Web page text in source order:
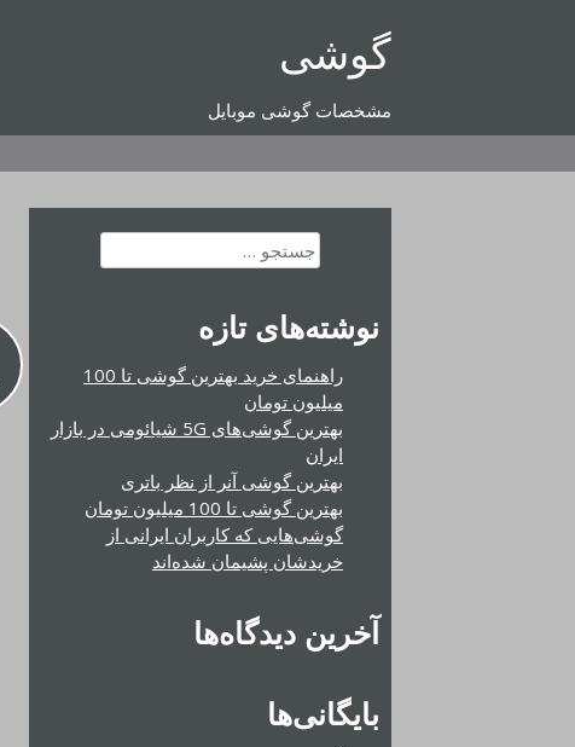
گوشی
مشخصات گوشی موبایل
جستجو
برای:
نوشته‌های تازه
راهنمای خرید بهترین گوشی تا 100
میلیون تومان
بهترین گوشی‌های 5G شیائومی در بازار
ایران
بهترین گوشی آنر از نظر باتری
بهترین گوشی تا 100 میلیون تومان
گوشی‌هایی که کاربران ایرانی از
خریدشان پشیمان شده‌اند
آخرین دیدگاه‌ها
بایگانی‌ها